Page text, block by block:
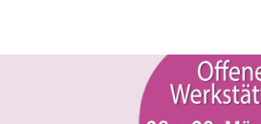
springen